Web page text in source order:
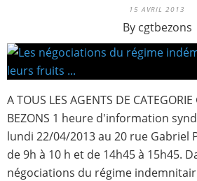
15 AVRIL 2013
By cgtbezons
A TOUS LES AGENTS DE CATEGORIE
BEZONS 1 heure d'information
lundi 22/04/2013 au 20 rue Gabriel
de 9h à 10 h et de 14h45 à 15h45.
négociations du régime